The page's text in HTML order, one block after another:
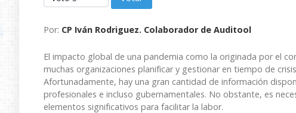
Por: CP Iván Rodriguez. Colaborador de Auditool
El impacto global de una pandemia como la originada por el
muchas organizaciones planificar y gestionar en tiempo de
Afortunadamente, hay una gran cantidad de información
profesionales e incluso gubernamentales. No obstante, es
elementos significativos para facilitar la labor.